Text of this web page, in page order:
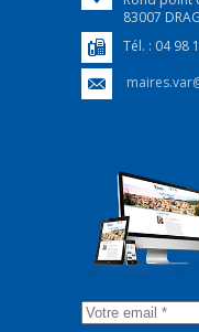
83007
Tél. : 04 98